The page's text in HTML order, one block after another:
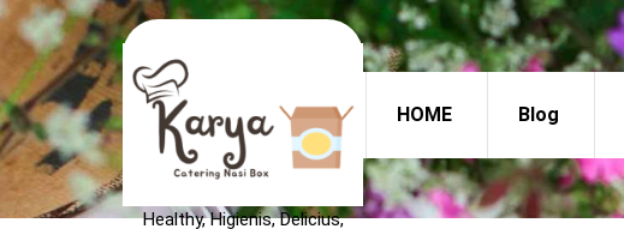
Skip
to
content
Healthy, Higienis, Delicius,
HOME Blog